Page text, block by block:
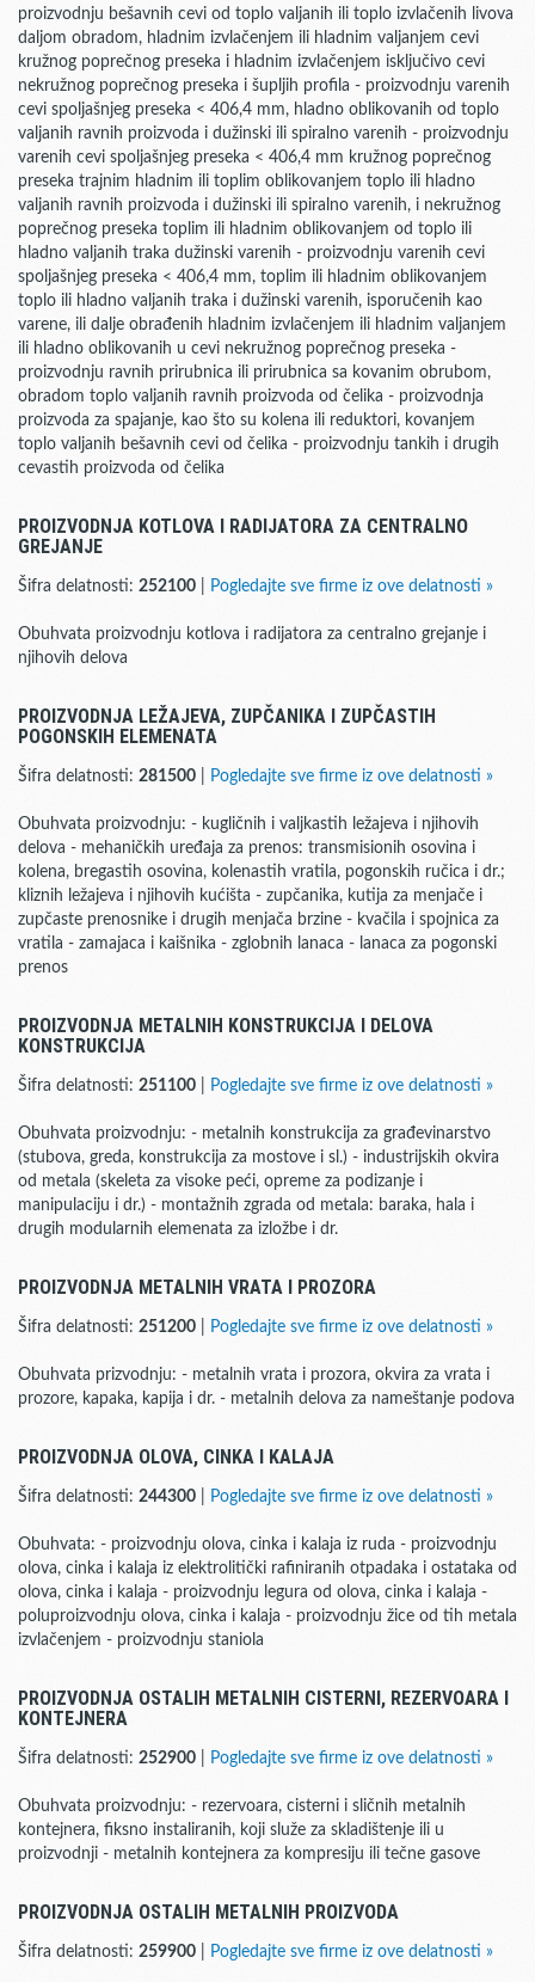
proizvodnju bešavnih cevi od toplo valjanih ili toplo izvlačenih livova
daljom obradom, hladnim izvlačenjem ili hladnim valjanjem cevi
kružnog poprečnog preseka i hladnim izvlačenjem isključivo cevi
nekružnog poprečnog preseka i šupljih profila - proizvodnju varenih
cevi spoljašnjeg preseka < 406,4 mm, hladno oblikovanih od toplo
valjanih ravnih proizvoda i dužinski ili spiralno varenih - proizvodnju
varenih cevi spoljašnjeg preseka < 406,4 mm kružnog poprečnog
preseka trajnim hladnim ili toplim oblikovanjem toplo ili hladno
valjanih ravnih proizvoda i dužinski ili spiralno varenih, i nekružnog
poprečnog preseka toplim ili hladnim oblikovanjem od toplo ili
hladno valjanih traka dužinski varenih - proizvodnju varenih cevi
spoljašnjeg preseka < 406,4 mm, toplim ili hladnim oblikovanjem
toplo ili hladno valjanih traka i dužinski varenih, isporučenih kao
varene, ili dalje obrađenih hladnim izvlačenjem ili hladnim valjanjem
ili hladno oblikovanih u cevi nekružnog poprečnog preseka -
proizvodnju ravnih prirubnica ili prirubnica sa kovanim obrubom,
obradom toplo valjanih ravnih proizvoda od čelika - proizvodnja
proizvoda za spajanje, kao što su kolena ili reduktori, kovanjem
toplo valjanih bešavnih cevi od čelika - proizvodnju tankih i drugih
cevastih proizvoda od čelika
PROIZVODNJA KOTLOVA I RADIJATORA ZA CENTRALNO
GREJANJE
Šifra delatnosti: 252100 Pogledajte sve firme iz ove delatnosti »
Obuhvata proizvodnju kotlova i radijatora za centralno grejanje i
njihovih delova
PROIZVODNJA LEŽAJEVA, ZUPČANIKA I ZUPČASTIH
POGONSKIH ELEMENATA
Šifra delatnosti: 281500 Pogledajte sve firme iz ove delatnosti »
Obuhvata proizvodnju: - kugličnih i valjkastih ležajeva i njihovih
delova - mehaničkih uređaja za prenos: transmisionih osovina i
kolena, bregastih osovina, kolenastih vratila, pogonskih ručica i dr.;
kliznih ležajeva i njihovih kućišta - zupčanika, kutija za menjače i
zupčaste prenosnike i drugih menjača brzine - kvačila i spojnica za
vratila - zamajaca i kaišnika - zglobnih lanaca - lanaca za pogonski
prenos
PROIZVODNJA METALNIH KONSTRUKCIJA I DELOVA
KONSTRUKCIJA
Šifra delatnosti: 251100 Pogledajte sve firme iz ove delatnosti »
Obuhvata proizvodnju: - metalnih konstrukcija za građevinarstvo
(stubova, greda, konstrukcija za mostove i sl.) - industrijskih okvira
od metala (skeleta za visoke peći, opreme za podizanje i
manipulaciju i dr.) - montažnih zgrada od metala: baraka, hala i
drugih modularnih elemenata za izložbe i dr.
PROIZVODNJA METALNIH VRATA I PROZORA
Šifra delatnosti: 251200 Pogledajte sve firme iz ove delatnosti »
Obuhvata prizvodnju: - metalnih vrata i prozora, okvira za vrata i
prozore, kapaka, kapija i dr. - metalnih delova za nameštanje podova
PROIZVODNJA OLOVA, CINKA I KALAJA
Šifra delatnosti: 244300 Pogledajte sve firme iz ove delatnosti »
Obuhvata: - proizvodnju olova, cinka i kalaja iz ruda - proizvodnju
olova, cinka i kalaja iz elektrolitički rafiniranih otpadaka i ostataka od
olova, cinka i kalaja - proizvodnju legura od olova, cinka i kalaja -
poluproizvodnju olova, cinka i kalaja - proizvodnju žice od tih metala
izvlačenjem - proizvodnju staniola
PROIZVODNJA OSTALIH METALNIH CISTERNI, REZERVOARA I
KONTEJNERA
Šifra delatnosti: 252900 Pogledajte sve firme iz ove delatnosti »
Obuhvata proizvodnju: - rezervoara, cisterni i sličnih metalnih
kontejnera, fiksno instaliranih, koji služe za skladištenje ili u
proizvodnji - metalnih kontejnera za kompresiju ili tečne gasove
PROIZVODNJA OSTALIH METALNIH PROIZVODA
Šifra delatnosti: 259900 Pogledajte sve firme iz ove delatnosti »